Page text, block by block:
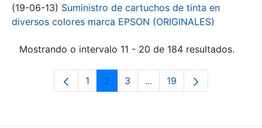
(19-06-13) Suministro de cartuchos de tinta en
diversos colores marca EPSON (ORIGINALES)
Mostrando o intervalo 11 - 20 de 184 resultados.
Páxina
1 Páxina
2 Páxina
3 ...Páxinas intermedias Use
Páxina
19